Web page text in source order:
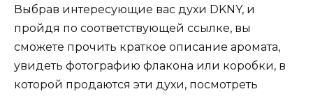
Выбрав интересующие вас духи DKNY, и
пройдя по соответствующей ссылке, вы
сможете прочить краткое описание аромата,
увидеть фотографию флакона или коробки, в
которой продаются эти духи, посмотреть